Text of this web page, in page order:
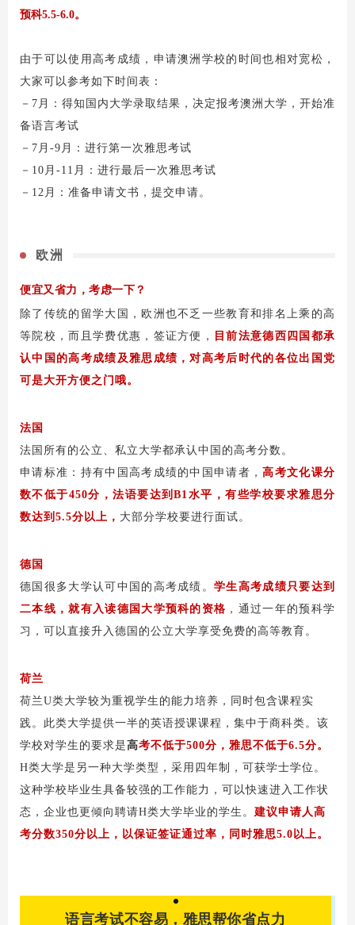
预科5.5-6.0。
由于可以使用高考成绩，申请澳洲学校的时间也相对宽松，
大家可以参考如下时间表：
－7月：得知国内大学录取结果，决定报考澳洲大学，开始准
备语言考试
－7月-9月：进行第一次雅思考试
－10月-11月：进行最后一次雅思考试
－12月：准备申请文书，提交申请。
欧洲
便宜又省力，考虑一下？
除了传统的留学大国，欧洲也不乏一些教育和排名上乘的高
等院校，而且学费优惠，签证方便，
目前法意德西四国都承
认中国的高考成绩及雅思成绩，对高考后时代的各位出国党
可是大开方便之门哦。
法国
法国所有的公立、私立大学都承认中国的高考分数。
申请标准：持有中国高考成绩的中国申请者，高考文化课分
数不低于450分，法语要达到B1水平，有些学校要求雅思分
数达到5.5分以上， 大部分学校要进行面试。
德国
德国很多大学认可中国的高考成绩。学生高考成绩只要达到
二本线，就有入读德国大学预科的资格 ， 通过一年的预科学
习，可以直接升入德国的公立大学享受免费的高等教育。
荷兰
荷兰U类大学较为重视学生的能力培养，同时包含课程实
践。此类大学提供一半的英语授课课程，集中于商科类。该
学校对学生的要求是高考不低于500分，雅思不低于6.5分。
H类大学是另一种大学类型，采用四年制，可获学士学位。
这种学校毕业生具备较强的工作能力，可以快速进入工作状
态，企业也更倾向聘请H类大学毕业的学生。 建议申请人高
考分数350分以上，以保证签证通过率，同时雅思5.0以上。
语言考试不容易，雅思帮你省点力